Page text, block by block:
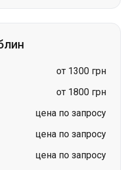
от 1300 грн
от 1800 грн
цена по запросу
цена по запросу
цена по запросу